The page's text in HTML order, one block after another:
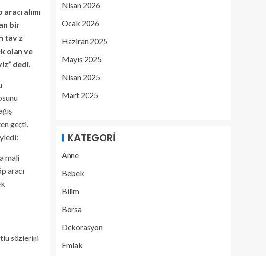
alımı
bir
taviz
olan ve
dedi.
geçti.
mali
aracı
sözlerini
Nisan 2026
Ocak 2026
Haziran 2025
Mayıs 2025
Nisan 2025
Mart 2025
KATEGORI
Anne
Bebek
Bilim
Borsa
Dekorasyon
Emlak